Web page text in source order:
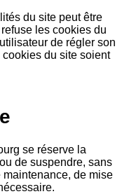
du site peut être
les cookies du
de régler son
du site soient
se réserve la
de suspendre, sans
de mise